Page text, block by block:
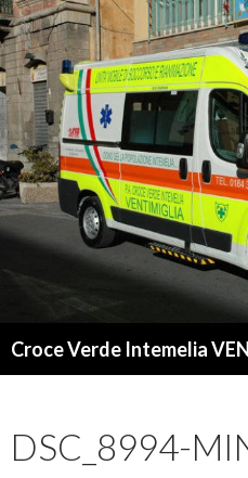
Croce Verde Intemelia
DSC_8994-